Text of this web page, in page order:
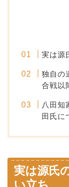
実は源
独自の
合戦以
八田
田氏に
実は源氏